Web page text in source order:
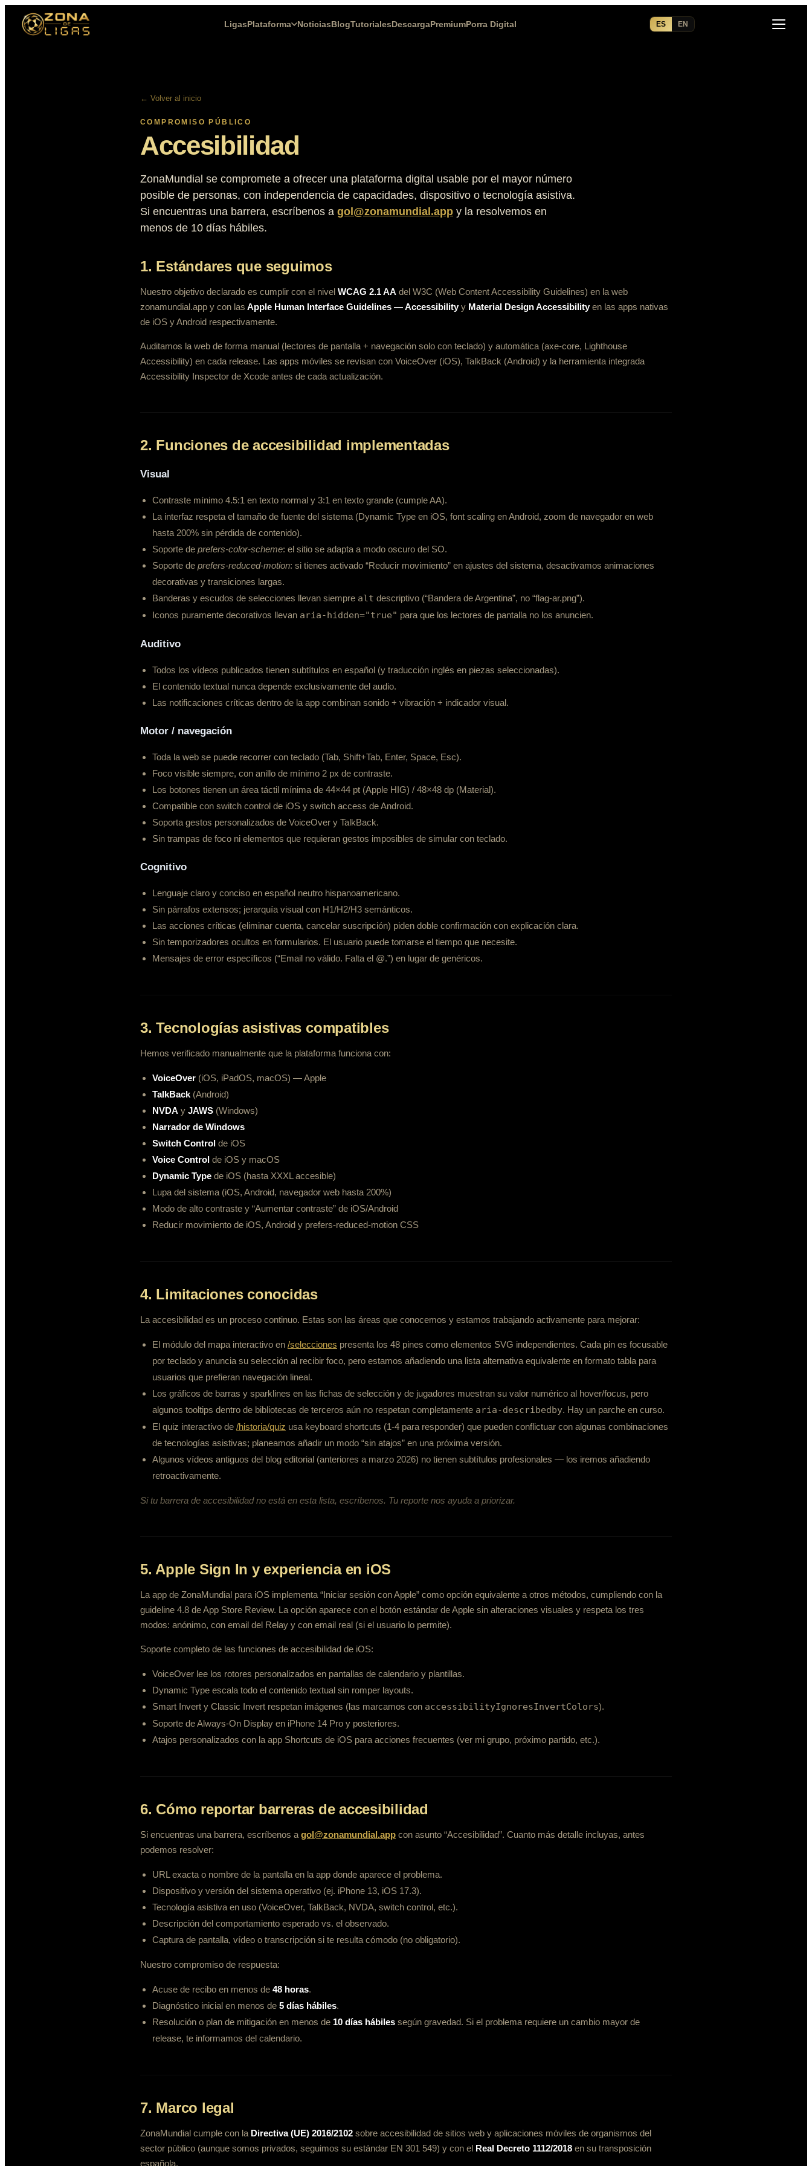
LigasPlataforma NoticiasBlogTutorialesDescargaPremiumPorra Digital ES EN
← Volver al inicio
COMPROMISO PÚBLICO
Accesibilidad
ZonaMundial se compromete a ofrecer una plataforma digital usable por el mayor número
posible de personas, con independencia de capacidades, dispositivo o tecnología asistiva.
Si encuentras una barrera, escríbenos a gol@zonamundial.app y la resolvemos en
menos de 10 días hábiles.
1. Estándares que seguimos
Nuestro objetivo declarado es cumplir con el nivel WCAG 2.1 AA del W3C (Web Content Accessibility Guidelines) en la web
zonamundial.app y con las Apple Human Interface Guidelines — Accessibility y Material Design Accessibilityen las apps nativas
de iOS y Android respectivamente.
Auditamos la web de forma manual (lectores de pantalla + navegación solo con teclado) y automática (axe-core, Lighthouse
Accessibility) en cada release. Las apps móviles se revisan con VoiceOver (iOS), TalkBack (Android) y la herramienta integrada
Accessibility Inspector de Xcode antes de cada actualización.
2. Funciones de accesibilidad implementadas
Visual
Contraste mínimo 4.5:1 en texto normal y 3:1 en texto grande (cumple AA).
La interfaz respeta el tamaño de fuente del sistema (Dynamic Type en iOS, font scaling en Android, zoom de navegador en web
hasta 200% sin pérdida de contenido).
Soporte de prefers-color-scheme: el sitio se adapta a modo oscuro del SO.
Soporte de prefers-reduced-motion: si tienes activado “Reducir movimiento” en ajustes del sistema, desactivamos animaciones
decorativas y transiciones largas.
Banderas y escudos de selecciones llevan siempre alt descriptivo (“Bandera de Argentina”, no “flag-ar.png”).
Iconos puramente decorativos llevan aria-hidden="true" para que los lectores de pantalla no los anuncien.
Auditivo
Todos los vídeos publicados tienen subtítulos en español (y traducción inglés en piezas seleccionadas).
El contenido textual nunca depende exclusivamente del audio.
Las notificaciones críticas dentro de la app combinan sonido + vibración + indicador visual.
Motor / navegación
Toda la web se puede recorrer con teclado (Tab, Shift+Tab, Enter, Space, Esc).
Foco visible siempre, con anillo de mínimo 2 px de contraste.
Los botones tienen un área táctil mínima de 44×44 pt (Apple HIG) / 48×48 dp (Material).
Compatible con switch control de iOS y switch access de Android.
Soporta gestos personalizados de VoiceOver y TalkBack.
Sin trampas de foco ni elementos que requieran gestos imposibles de simular con teclado.
Cognitivo
Lenguaje claro y conciso en español neutro hispanoamericano.
Sin párrafos extensos; jerarquía visual con H1/H2/H3 semánticos.
Las acciones críticas (eliminar cuenta, cancelar suscripción) piden doble confirmación con explicación clara.
Sin temporizadores ocultos en formularios. El usuario puede tomarse el tiempo que necesite.
Mensajes de error específicos (“Email no válido. Falta el @.”) en lugar de genéricos.
3. Tecnologías asistivas compatibles
Hemos verificado manualmente que la plataforma funciona con:
VoiceOver (iOS, iPadOS, macOS) — Apple
TalkBack (Android)
NVDA y JAWS (Windows)
Narrador de Windows
Switch Control de iOS
Voice Control de iOS y macOS
Dynamic Type de iOS (hasta XXXL accesible)
Lupa del sistema (iOS, Android, navegador web hasta 200%)
Modo de alto contraste y “Aumentar contraste” de iOS/Android
Reducir movimiento de iOS, Android y prefers-reduced-motion CSS
4. Limitaciones conocidas
La accesibilidad es un proceso continuo. Estas son las áreas que conocemos y estamos trabajando activamente para mejorar:
El módulo del mapa interactivo en /selecciones presenta los 48 pines como elementos SVG independientes. Cada pin es focusable
por teclado y anuncia su selección al recibir foco, pero estamos añadiendo una lista alternativa equivalente en formato tabla para
usuarios que prefieran navegación lineal.
Los gráficos de barras y sparklines en las fichas de selección y de jugadores muestran su valor numérico al hover/focus, pero
algunos tooltips dentro de bibliotecas de terceros aún no respetan completamente aria-describedby. Hay un parche en curso.
El quiz interactivo de /historia/quiz usa keyboard shortcuts (1-4 para responder) que pueden conflictuar con algunas combinaciones
de tecnologías asistivas; planeamos añadir un modo “sin atajos” en una próxima versión.
Algunos vídeos antiguos del blog editorial (anteriores a marzo 2026) no tienen subtítulos profesionales — los iremos añadiendo
retroactivamente.
Si tu barrera de accesibilidad no está en esta lista, escríbenos. Tu reporte nos ayuda a priorizar.
5. Apple Sign In y experiencia en iOS
La app de ZonaMundial para iOS implementa “Iniciar sesión con Apple” como opción equivalente a otros métodos, cumpliendo con la
guideline 4.8 de App Store Review. La opción aparece con el botón estándar de Apple sin alteraciones visuales y respeta los tres
modos: anónimo, con email del Relay y con email real (si el usuario lo permite).
Soporte completo de las funciones de accesibilidad de iOS:
VoiceOver lee los rotores personalizados en pantallas de calendario y plantillas.
Dynamic Type escala todo el contenido textual sin romper layouts.
Smart Invert y Classic Invert respetan imágenes (las marcamos con accessibilityIgnoresInvertColors).
Soporte de Always-On Display en iPhone 14 Pro y posteriores.
Atajos personalizados con la app Shortcuts de iOS para acciones frecuentes (ver mi grupo, próximo partido, etc.).
6. Cómo reportar barreras de accesibilidad
Si encuentras una barrera, escríbenos a gol@zonamundial.app con asunto “Accesibilidad”. Cuanto más detalle incluyas, antes
podemos resolver:
URL exacta o nombre de la pantalla en la app donde aparece el problema.
Dispositivo y versión del sistema operativo (ej. iPhone 13, iOS 17.3).
Tecnología asistiva en uso (VoiceOver, TalkBack, NVDA, switch control, etc.).
Descripción del comportamiento esperado vs. el observado.
Captura de pantalla, vídeo o transcripción si te resulta cómodo (no obligatorio).
Nuestro compromiso de respuesta:
Acuse de recibo en menos de 48 horas.
Diagnóstico inicial en menos de 5 días hábiles.
Resolución o plan de mitigación en menos de 10 días hábiles según gravedad. Si el problema requiere un cambio mayor de
release, te informamos del calendario.
7. Marco legal
ZonaMundial cumple con la Directiva (UE) 2016/2102 sobre accesibilidad de sitios web y aplicaciones móviles de organismos del
sector público (aunque somos privados, seguimos su estándar EN 301 549) y con el Real Decreto 1112/2018 en su transposición
española.